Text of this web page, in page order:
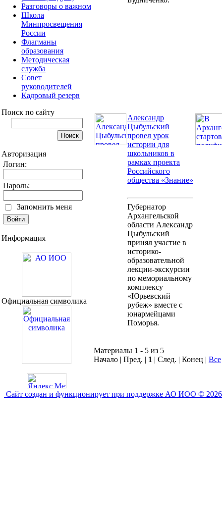
Разговоры о важном
Школа
Минпросвещения
России
Флагманы
образования
Методическая
служба
Совет
руководителей
Кадровый резерв
Поиск по сайту
Авторизация
Логин:
Пароль:
Запомнить меня
Информация
Официальная символика
Александр
Цыбульский
провел урок
истории для
школьников в
рамках проекта
Российского
общества «Знание»
Губернатор
Архангельской
области Александр
Цыбульский
принял участие в
историко-
образовательной
лекции-экскурсии
по мемориальному
комплексу
«Юрьевский
рубеж» вместе с
юнармейцами
Поморья.
Материалы 1 - 5 из 5
Начало | Пред. | 1 | След. | Конец | Все
Сайт создан и функционирует при поддержке АО ИОО © 2026